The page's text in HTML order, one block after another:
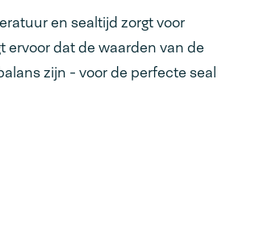
en sealtijd zorgt voor
ervoor dat de waarden van de
zijn - voor de perfecte seal